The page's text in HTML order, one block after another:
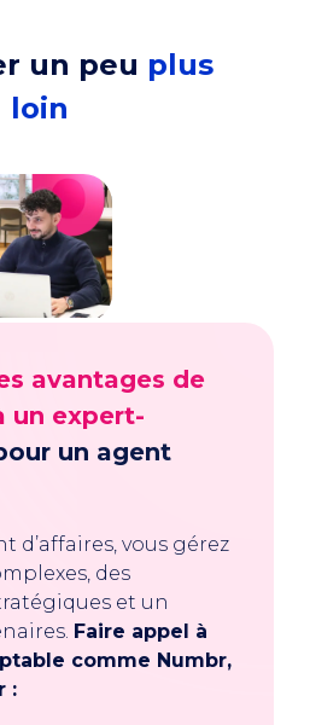
un peu plus
loin
avantages de
un expert-
un agent
d’affaires, vous gérez
des
et un
Faire appel à
comme Numbr,
: